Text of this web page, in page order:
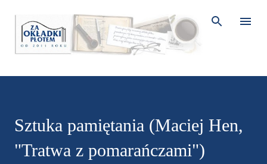
Przejdź do głównej zawartości
Sztuka pamiętania (Maciej Hen,
"Tratwa z pomarańczami")